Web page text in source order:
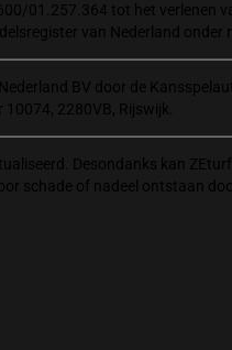
01.257.364 tot het verlenen
van Nederland onder
BV door de
2280VB, Rijswijk.
Desondanks kan
schade of nadeel ontstaan